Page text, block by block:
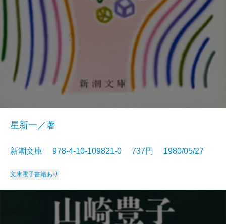
星新一／著
新潮文庫 978-4-10-109821-0 737円 1980/05/27
文庫電子書籍あり